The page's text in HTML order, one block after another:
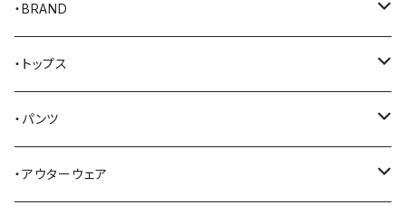
・BRAND
AKER
Alden
ALFONSO'S OF HOLLYWOOD LEATHER
・トップス
Tシャツ
シャツ
・パンツ
ジーンズ
・アウターウェア